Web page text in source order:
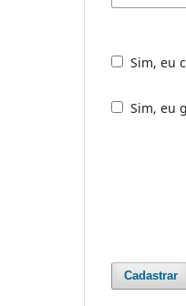
Sim, eu
Sim, eu
Cadastrar